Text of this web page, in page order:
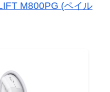
M800PG (ペイル